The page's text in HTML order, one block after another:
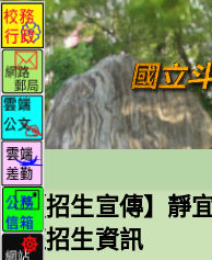
跳
轉
至
主
要
內
容
【招生宣傳】靜
班招生資訊